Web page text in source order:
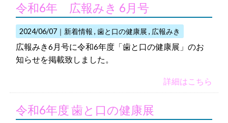
令和6年 広報みき 6月号
2024/06/07｜ 新着情報 歯と口の健康展 広報みき
広報みき6月号に令和6年度「歯と口の健康展」のお
知らせを掲載致しました。
詳細はこちら
令和6年度 歯と口の健康展